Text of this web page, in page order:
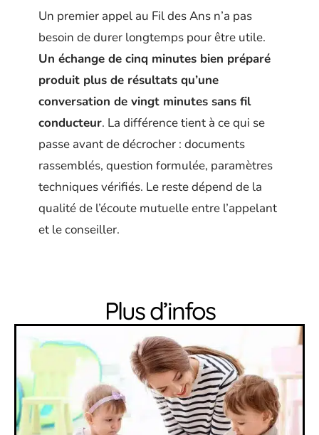
Un premier appel au Fil des Ans n’a pas
besoin de durer longtemps pour être utile.
Un échange de cinq minutes bien préparé
produit plus de résultats qu’une
conversation de vingt minutes sans fil
conducteur. La différence tient à ce qui se
passe avant de décrocher : documents
rassemblés, question formulée, paramètres
techniques vérifiés. Le reste dépend de la
qualité de l’écoute mutuelle entre l’appelant
et le conseiller.
Plus d’infos